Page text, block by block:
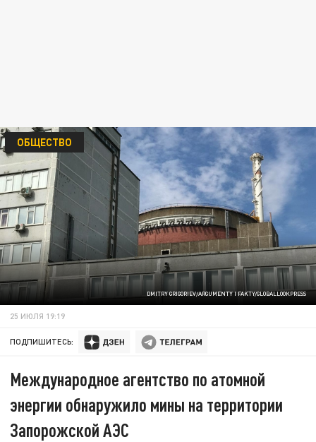
DMITRY GRIGORIEV/ARGUMENTY I FAKTY/GLOBALLOOKPRESS
ОБЩЕСТВО
25 ИЮЛЯ 19:19
ПОДПИШИТЕСЬ:
Международное агентство по атомной
энергии обнаружило мины на территории
Запорожской АЭС